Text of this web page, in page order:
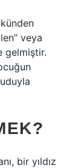
veya
gelmiştir.
bir yıldız